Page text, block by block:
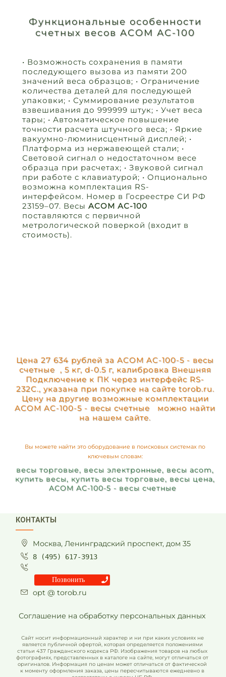
Функциональные особенности
счетных весов ACOM АС-100
• Возможность сохранения в памяти
последующего вызова из памяти 200
значений веса образцов; • Ограничение
количества деталей для последующей
упаковки; • Суммирование результатов
взвешивания до 999999 штук; • Учет веса
тары; • Автоматическое повышение
точности расчета штучного веса; • Яркие
вакуумно-люминисцентный дисплей; •
Платформа из нержавеющей стали; •
Световой сигнал о недостаточном весе
образца при расчетах; • Звуковой сигнал
при работе с клавиатурой; • Опционально
возможна комплектация RS-
интерфейсом. Номер в Госреестре СИ РФ
23159–07. ВесыACOM АС-100
поставляются с первичной
метрологической поверкой (входит в
стоимость).
Цена 27 634 рублей за ACOM AC-100-5 - весы
счетные , 5 кг, d-0.5 г, калибровка Внешняя
Подключение к ПК через интерфейс RS-
232C., указана при покупке на сайте torob.ru.
Цену на другие возможные комплектации
ACOM AC-100-5 - весы счетные можно найти
на нашем сайте.
Вы можете найти это оборудование в поисковых системах по
ключевым словам:
весы торговые, весы электронные, весы acom,
купить весы, купить весы торговые, весы цена,
ACOM AC-100-5 - весы счетные
КОНТАКТЫ
Москва, Ленинградский проспект, дом 35
8 (495) 617-3913
Позвонить
opt @ torob.ru
Соглашение на обработку персональных данных
Сайт носит информационный характер и ни при каких условиях не
является публичной офертой, которая определяется положениями
статьи 437 Гражданского кодекса РФ. Изображения товаров на любых
фотографиях, представленных в каталоге на сайте, могут отличаться от
оригиналов. Информация по ценам может отличаться от фактической
к моменту оформления заказа, цены пересчитываются ежедневно в